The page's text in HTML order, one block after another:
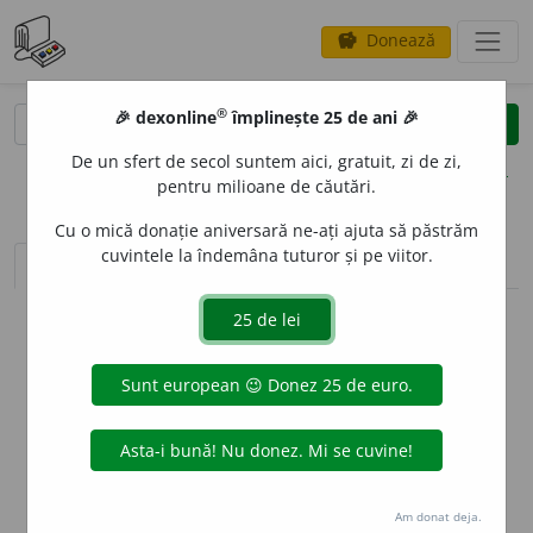
savings Donează
clear
opțiuni
sinteza definițiilor (1) definiții (9) declinări
info
Aceste definiții sunt compilate de
echipa dexonline. Definițiile
originale se află pe filadefiniții.
preferințe
🎉 dexonline® împlinește 25 de ani 🎉
De un sfert de secol suntem aici, gratuit, zi de zi,
pentru milioane de căutări.
Cu o mică donație aniversară ne-ați ajuta să păstrăm
cuvintele la îndemâna tuturor și pe viitor.
Am donat deja.